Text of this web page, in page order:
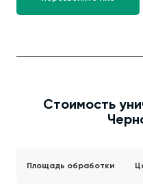
Стоимость
Площадь обработки